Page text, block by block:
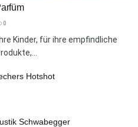
0
Kinder, für ihre empfindliche
Hotshot
Schwabegger